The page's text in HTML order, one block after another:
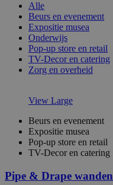
Alle
Beurs en evenement
Expositie musea
Onderwijs
Pop-up store en retail
TV-Decor en catering
Zorg en overheid
View Large
Beurs en evenement
Expositie musea
Pop-up store en retail
TV-Decor en catering
Pipe & Drape wanden